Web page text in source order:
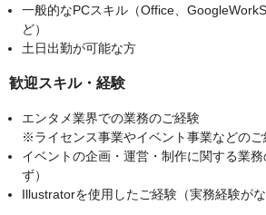
一般的なPCスキル（Office、
ど）
土日出勤が可能な方
歓迎スキル・経験
エンタメ業界での業務のご経験
※ライセンス事業やイベント事業などのご
イベントの企画・運営・制作に関する業
ず）
Illustratorを使用したご経験（実務経験がな